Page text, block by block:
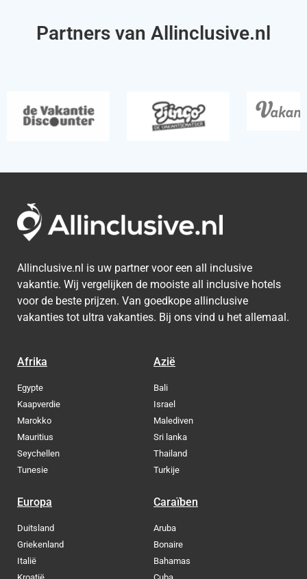
Partners van Allinclusive.nl
Allinclusive.nl is uw partner voor een all inclusive
vakantie. Wij vergelijken de mooiste all inclusive hotels
voor de beste prijzen. Van goedkope allinclusive
vakanties tot ultra vakanties. Bij ons vind u het allemaal.
Afrika
Egypte
Kaapverdie
Marokko
Mauritius
Seychellen
Tunesie
Azië
Bali
Israel
Malediven
Sri lanka
Thailand
Turkije
Europa
Duitsland
Griekenland
Italië
Caraïben
Aruba
Bonaire
Bahamas